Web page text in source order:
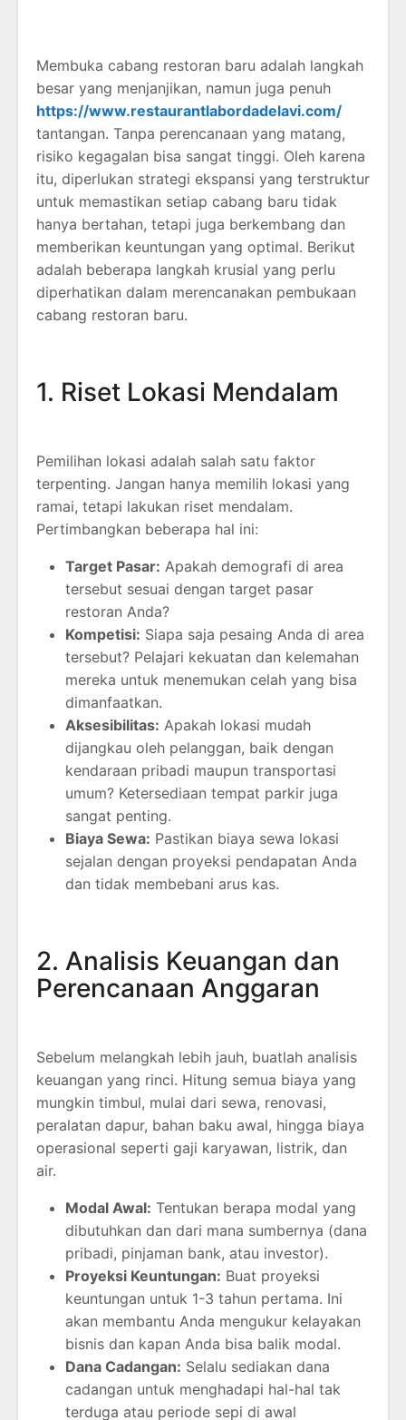
Membuka cabang restoran baru adalah langkah
besar yang menjanjikan, namun juga penuh
https://www.restaurantlabordadelavi.com/
tantangan. Tanpa perencanaan yang matang,
risiko kegagalan bisa sangat tinggi. Oleh karena
itu, diperlukan strategi ekspansi yang terstruktur
untuk memastikan setiap cabang baru tidak
hanya bertahan, tetapi juga berkembang dan
memberikan keuntungan yang optimal. Berikut
adalah beberapa langkah krusial yang perlu
diperhatikan dalam merencanakan pembukaan
cabang restoran baru.
1. Riset Lokasi Mendalam
Pemilihan lokasi adalah salah satu faktor
terpenting. Jangan hanya memilih lokasi yang
ramai, tetapi lakukan riset mendalam.
Pertimbangkan beberapa hal ini:
Target Pasar: Apakah demografi di area
tersebut sesuai dengan target pasar
restoran Anda?
Kompetisi: Siapa saja pesaing Anda di area
tersebut? Pelajari kekuatan dan kelemahan
mereka untuk menemukan celah yang bisa
dimanfaatkan.
Aksesibilitas: Apakah lokasi mudah
dijangkau oleh pelanggan, baik dengan
kendaraan pribadi maupun transportasi
umum? Ketersediaan tempat parkir juga
sangat penting.
Biaya Sewa: Pastikan biaya sewa lokasi
sejalan dengan proyeksi pendapatan Anda
dan tidak membebani arus kas.
2. Analisis Keuangan dan
Perencanaan Anggaran
Sebelum melangkah lebih jauh, buatlah analisis
keuangan yang rinci. Hitung semua biaya yang
mungkin timbul, mulai dari sewa, renovasi,
peralatan dapur, bahan baku awal, hingga biaya
operasional seperti gaji karyawan, listrik, dan
air.
Modal Awal: Tentukan berapa modal yang
dibutuhkan dan dari mana sumbernya (dana
pribadi, pinjaman bank, atau investor).
Proyeksi Keuntungan: Buat proyeksi
keuntungan untuk 1-3 tahun pertama. Ini
akan membantu Anda mengukur kelayakan
bisnis dan kapan Anda bisa balik modal.
Dana Cadangan: Selalu sediakan dana
cadangan untuk menghadapi hal-hal tak
terduga atau periode sepi di awal